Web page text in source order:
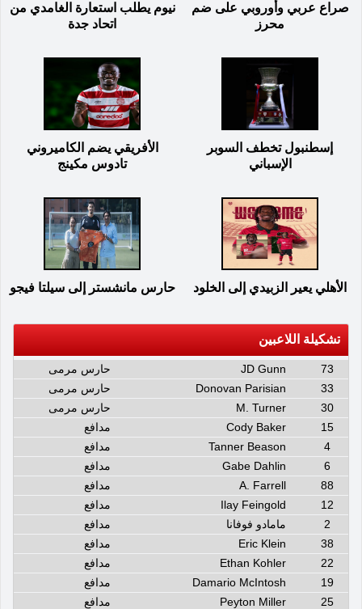
صراع عربي وأوروبي على ضم
محرز
نيوم يطلب استعارة الغامدي من
اتحاد جدة
إسطنبول تخطف السوبر
الإسباني
الأفريقي يضم الكاميروني
تادوس مكينج
الأهلي يعير الزبيدي إلى الخلود حارس مانشستر إلى سيلتا فيجو
تشكيلة اللاعبين
73
JD Gunn
حارس مرمى
33
Donovan Parisian
حارس مرمى
30
M. Turner
حارس مرمى
15
Cody Baker
مدافع
4
Tanner Beason
مدافع
6
Gabe Dahlin
مدافع
88
A. Farrell
مدافع
12
Ilay Feingold
مدافع
2
مامادو فوفانا
مدافع
38
Eric Klein
مدافع
22
Ethan Kohler
مدافع
19
Damario McIntosh
مدافع
25
Peyton Miller
مدافع